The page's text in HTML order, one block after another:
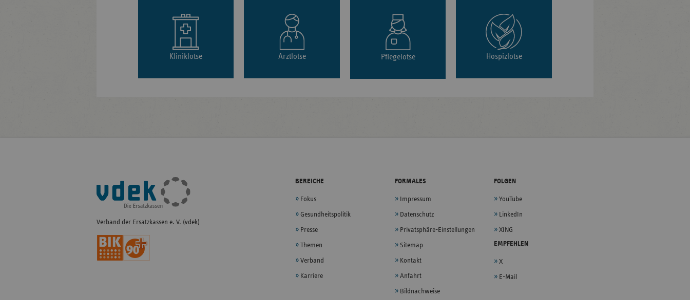
Kliniklotse Arztlotse Pflegelotse Hospizlotse
Fußleisten-
Navigation
Verband der Ersatzkassen e. V. (vdek)
BEREICHE
Fokus
Gesundheitspolitik
Presse
Themen
Verband
Karriere
FORMALES
Impressum
Datenschutz
Privatsphäre-Einstellungen
Sitemap
Kontakt
Anfahrt
Bildnachweise
FOLGEN
YouTube
LinkedIn
XING
EMPFEHLEN
X
E-Mail